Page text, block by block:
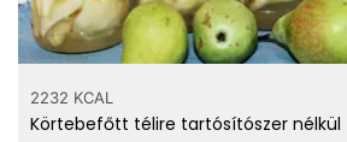
2232 KCAL
Körtebefőtt télire tartósítószer nélkül